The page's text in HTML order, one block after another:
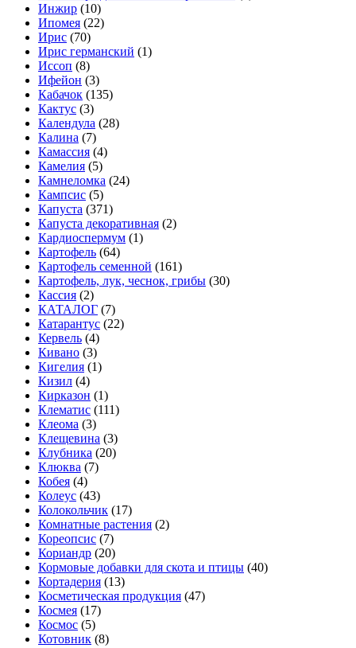
Инжир (10)
Ипомея (22)
Ирис (70)
Ирис германский (1)
Иссоп (8)
Ифейон (3)
Кабачок (135)
Кактус (3)
Календула (28)
Калина (7)
Камассия (4)
Камелия (5)
Камнеломка (24)
Кампсис (5)
Капуста (371)
Капуста декоративная (2)
Кардиоспермум (1)
Картофель (64)
Картофель семенной (161)
Картофель, лук, чеснок, грибы (30)
Кассия (2)
КАТАЛОГ (7)
Катарантус (22)
Кервель (4)
Кивано (3)
Кигелия (1)
Кизил (4)
Кирказон (1)
Клематис (111)
Клеома (3)
Клещевина (3)
Клубника (20)
Клюква (7)
Кобея (4)
Колеус (43)
Колокольчик (17)
Комнатные растения (2)
Кореопсис (7)
Кориандр (20)
Кормовые добавки для скота и птицы (40)
Кортадерия (13)
Косметическая продукция (47)
Космея (17)
Космос (5)
Котовник (8)